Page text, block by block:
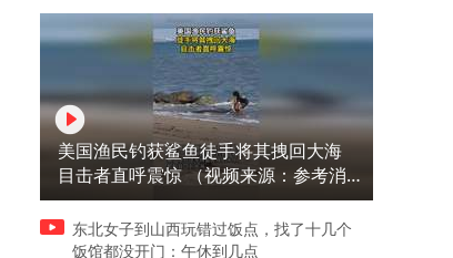
美国渔民钓获鲨鱼徒手将其拽回大海
目击者直呼震惊 （视频来源：参考消
息）
东北女子到山西玩错过饭点，找了十几个
饭馆都没开门：午休到几点